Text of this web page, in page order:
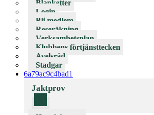
Blanketter
Login
Bli medlem
Reseräkning
Verksamhetsplan
Klubbens förtjänsttecken
Avelsråd
Stadgar
6a79ac9c4bad1
Jaktprov